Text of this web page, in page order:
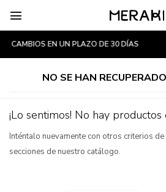

CAMBIOS EN UN PLAZO DE 30 DÍAS
NO SE HAN
¡Lo sentimos! No hay productos
Inténtalo nuevamente con otros criterios
secciones de nuestro catálogo.